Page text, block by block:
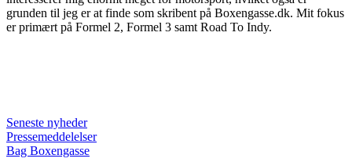
grunden til jeg er at finde som skribent på Boxengasse.dk. Mit fokus
er primært på Formel 2, Formel 3 samt Road To Indy.
Seneste nyheder
Pressemeddelelser
Bag Boxengasse